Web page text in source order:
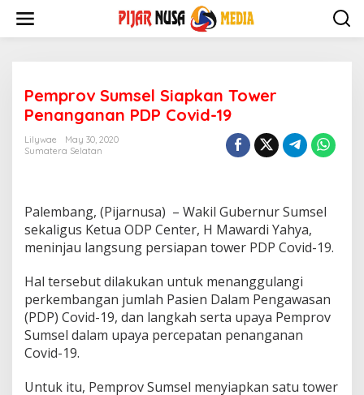
content
Pemprov Sumsel Siapkan Tower
Penanganan PDP Covid-19
Lilywae
May 30, 2020
Sumatera Selatan
Palembang, (Pijarnusa) – Wakil Gubernur Sumsel
sekaligus Ketua ODP Center, H Mawardi Yahya,
meninjau langsung persiapan tower PDP Covid-19.
Hal tersebut dilakukan untuk menanggulangi
perkembangan jumlah Pasien Dalam Pengawasan
(PDP) Covid-19, dan langkah serta upaya Pemprov
Sumsel dalam upaya percepatan penanganan
Covid-19.
Untuk itu, Pemprov Sumsel menyiapkan satu tower